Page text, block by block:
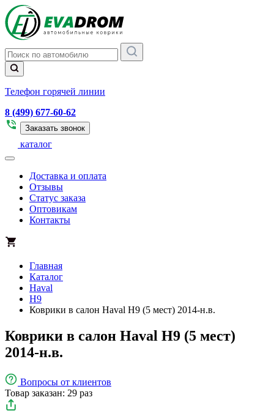
Телефон горячей линии
8 (499) 677-60-62
Заказать звонок
каталог
Доставка и оплата
Отзывы
Статус заказа
Оптовикам
Контакты
Главная
Каталог
Haval
H9
Коврики в салон Haval H9 (5 мест) 2014-н.в.
Коврики в салон Haval H9 (5 мест)
2014-н.в.
Вопросы от клиентов
Товар заказан: 29 раз